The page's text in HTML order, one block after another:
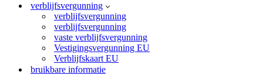
verblijfsvergunning
verblijfsvergunning
verblijfsvergunning
vaste verblijfsvergunning
Vestigingsvergunning EU
Verblijfskaart EU
bruikbare informatie